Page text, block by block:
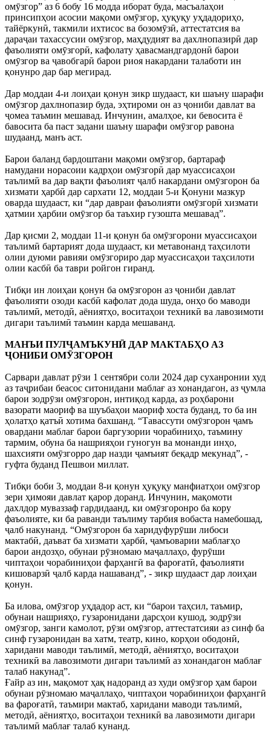
омӯзгор” аз 6 бобу 16 модда иборат буда, масъалаҳои
принсипҳои асосии мақоми омӯзгор, ҳуқуқу уҳдадориҳо,
тайёркунӣ, такмили ихтисос ва бозомӯзӣ, аттестатсия ва
дараҷаи тахассусии омӯзгор, маҳдудият ва дахлнопазирӣ дар
фаъолияти омӯзгорӣ, кафолату ҳавасмандгардонӣ барои
омӯзгор ва ҷавобгарӣ барои риоя накардани талаботи ин
қонунро дар бар мегирад.
Дар моддаи 4-и лоиҳаи қонун зикр шудааст, ки шаъну шарафи
омӯзгор дахлнопазир буда, эҳтироми он аз ҷониби давлат ва
ҷомеа таъмин мешавад. Инчунин, амалҳое, ки бевосита ё
бавосита ба паст задани шаъну шарафи омӯзгор равона
шудаанд, манъ аст.
Барои баланд бардоштани мақоми омӯзгор, бартараф
намудани норасоии кадрҳои омӯзгорӣ дар муассисаҳои
таълимӣ ва дар вақти фаъолият ҷалб накардани омӯзгорон ба
хизмати ҳарбӣ дар сархати 12, моддаи 5-и Қонуни мазкур
оварда шудааст, ки “дар давраи фаъолияти омӯзгорӣ хизмати
ҳатмии ҳарбии омӯзгор ба таъхир гузошта мешавад”.
Дар қисми 2, моддаи 11-и қонун ба омӯзгорони муассисаҳои
таълимӣ бартарият дода шудааст, ки метавонанд таҳсилоти
олии дуюми равияи омӯзгориро дар муассисаҳои таҳсилоти
олии касбӣ ба таври ройгон гиранд.
Тибқи ин лоиҳаи қонун ба омӯзгорон аз ҷониби давлат
фаъолияти озоди касбӣ кафолат дода шуда, онҳо бо маводи
таълимӣ, методӣ, аёниятҳо, воситаҳои техникӣ ва лавозимоти
дигари таълимӣ таъмин карда мешаванд.
МАНЪИ ПУЛҶАМЪКУНӢ ДАР МАКТАБҲО АЗ
ҶОНИБИ ОМӮЗГОРОН
Сарвари давлат рӯзи 1 сентябри соли 2024 дар суханронии худ
аз таҷрибаи беасос ситонидани маблағ аз хонандагон, аз ҷумла
барои зодрӯзи омӯзгорон, интиқод карда, аз роҳбарони
вазорати маориф ва шуъбаҳои маориф хоста буданд, то ба ин
ҳолатҳо қатъӣ хотима бахшанд. “Тавассути омӯзгорон ҷамъ
овардани маблағ барои баргузории чорабиниҳо, таъмину
тармим, обуна ба нашрияҳои гуногун ва монанди инҳо,
шахсияти омӯзгорро дар назди ҷамъият беқадр мекунад”, -
гуфта буданд Пешвои миллат.
Тибқи боби 3, моддаи 8-и қонун ҳуқуқу манфиатҳои омӯзгор
зери ҳимояи давлат қарор доранд. Инчунин, мақомоти
дахлдор муваззаф гардидаанд, ки омӯзгоронро ба кору
фаъолияте, ки ба раванди таълиму тарбия вобаста намебошад,
ҷалб накунанд. “Омӯзгорон ба харидуфурӯши либоси
мактабӣ, даъват ба хизмати ҳарбӣ, ҷамъоварии маблағҳо
барои андозҳо, обунаи рӯзномаю маҷаллаҳо, фурӯши
чиптаҳои чорабиниҳои фарҳангӣ ва фароғатӣ, фаъолияти
кишоварзӣ ҷалб карда нашаванд”, - зикр шудааст дар лоиҳаи
қонун.
Ба илова, омӯзгор уҳдадор аст, ки “барои таҳсил, таъмир,
обунаи нашрияҳо, гузаронидани дарсҳои кушод, зодрӯзи
омӯзгор, занги камолот, рӯзи омӯзгор, аттестатсияи аз синф ба
синф гузаронидан ва хатм, театр, кино, корҳои ободонӣ,
харидани маводи таълимӣ, методӣ, аёниятҳо, воситаҳои
техникӣ ва лавозимоти дигари таълимӣ аз хонандагон маблағ
талаб накунад”.
Ғайр аз ин, мақомот ҳақ надоранд аз худи омӯзгор ҳам барои
обунаи рӯзномаю маҷаллаҳо, чиптаҳои чорабиниҳои фарҳангӣ
ва фароғатӣ, таъмири мактаб, харидани маводи таълимӣ,
методӣ, аёниятҳо, воситаҳои техникӣ ва лавозимоти дигари
таълимӣ маблағ талаб кунанд.